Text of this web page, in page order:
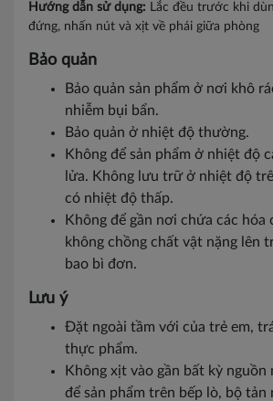
Hướng dẫn sử dụng: Lắc đều trước khi
đứng, nhấn nút và xịt về phái giữa phòng
Bảo quản
Bảo quản sản phẩm ở nơi khô
nhiễm bụi bẩn.
Bảo quản ở nhiệt độ thường.
Không để sản phẩm ở nhiệt độ
lửa. Không lưu trữ ở nhiệt độ
có nhiệt độ thấp.
Không để gần nơi chứa các hóa
không chồng chất vật nặng lên
bao bì đơn.
Lưu ý
Đặt ngoài tầm với của trẻ em,
thực phẩm.
Không xịt vào gần bất kỳ nguồn
để sản phẩm trên bếp lò, bộ tản